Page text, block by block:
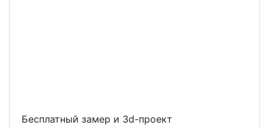
Бесплатный замер и 3d-проект